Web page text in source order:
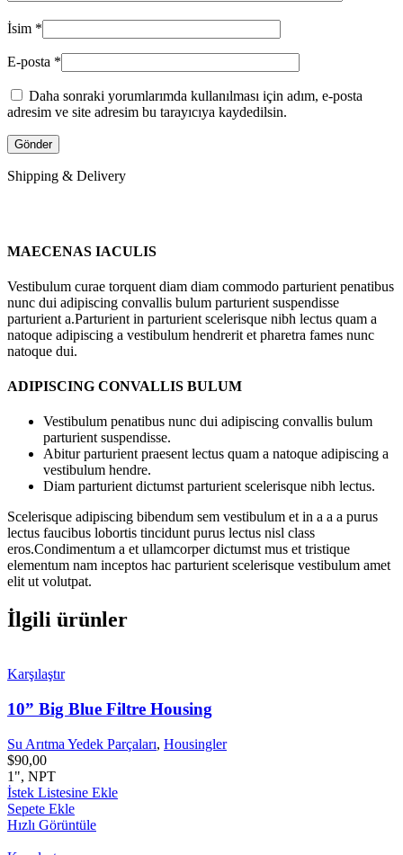
İsim *
E-posta *
Daha sonraki yorumlarımda kullanılması için adım, e-posta
adresim ve site adresim bu tarayıcıya kaydedilsin.
Shipping & Delivery
MAECENAS IACULIS
Vestibulum curae torquent diam diam commodo parturient penatibus
nunc dui adipiscing convallis bulum parturient suspendisse
parturient a.Parturient in parturient scelerisque nibh lectus quam a
natoque adipiscing a vestibulum hendrerit et pharetra fames nunc
natoque dui.
ADIPISCING CONVALLIS BULUM
Vestibulum penatibus nunc dui adipiscing convallis bulum
parturient suspendisse.
Abitur parturient praesent lectus quam a natoque adipiscing a
vestibulum hendre.
Diam parturient dictumst parturient scelerisque nibh lectus.
Scelerisque adipiscing bibendum sem vestibulum et in a a a purus
lectus faucibus lobortis tincidunt purus lectus nisl class
eros.Condimentum a et ullamcorper dictumst mus et tristique
elementum nam inceptos hac parturient scelerisque vestibulum amet
elit ut volutpat.
İlgili ürünler
Karşılaştır
10” Big Blue Filtre Housing
Su Arıtma Yedek Parçaları, Housingler
$90,00
1", NPT
İstek Listesine Ekle
Sepete Ekle
Hızlı Görüntüle